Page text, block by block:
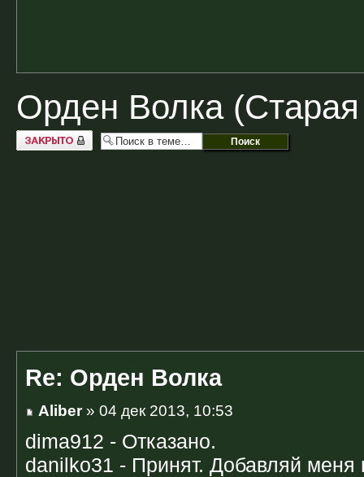
Орден Волка
Закрыто
Re: Орден Волка
Aliber» 04 дек 2013, 10:53
dima912 - Отказано.
danilko31 - Принят. Добавляй меня